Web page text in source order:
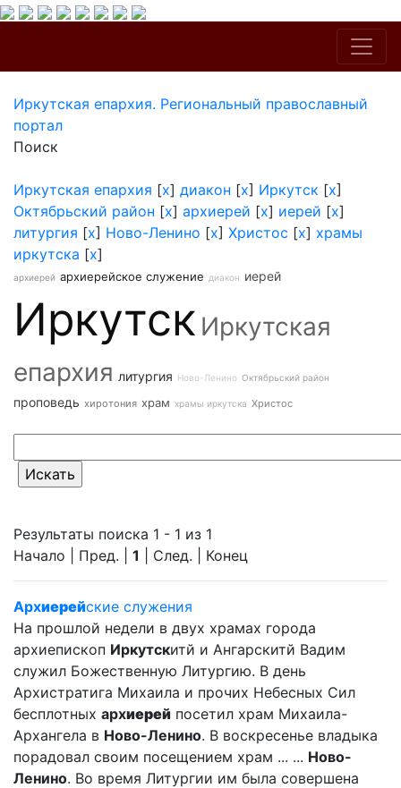
Иркутская епархия. Региональный православный
портал
Поиск
Иркутская епархия [x] диакон [x] Иркутск [x]
Октябрьский район [x] архиерей [x] иерей [x]
литургия [x] Ново-Ленино [x] Христос [x] храмы
иркутска [x]
архиерей архиерейское служение диакон иерей
Иркутск Иркутская
епархия литургия Ново-Ленино Октябрьский район
проповедь хиротония храм храмы иркутска Христос
Результаты поиска 1 - 1 из 1
Начало | Пред. | 1 | След. | Конец
Архиерейские служения
На прошлой недели в двух храмах города
архиепископ Иркутскитй и Ангарскитй Вадим
служил Божественную Литургию. В день
Архистратига Михаила и прочих Небесных Сил
бесплотных архиерей посетил храм Михаила-
Архангела в Ново-Ленино. В воскресенье владыка
порадовал своим посещением храм ... ... Ново-
Ленино. Во время Литургии им была совершена